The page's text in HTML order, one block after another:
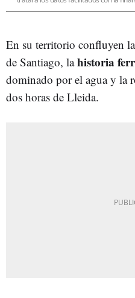
En su territorio confluyen
de Santiago, lahistoria
dominado por el agua y la
dos horas de Lleida.